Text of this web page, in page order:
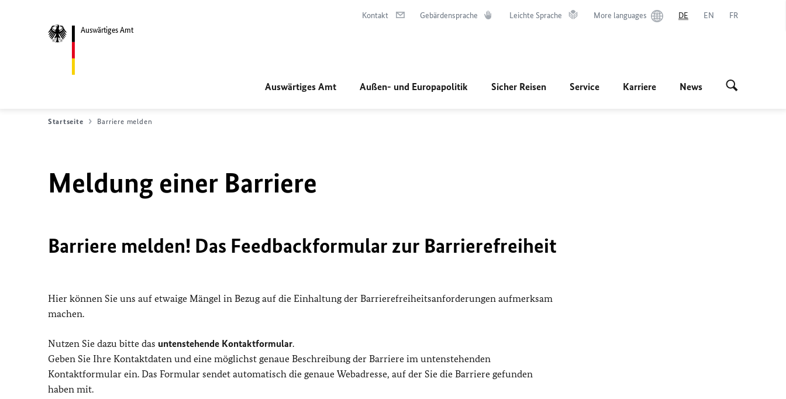
Auswärtiges Amt
Kontakt Gebärdensprache Leichte Sprache More languages DE EN FR
Auswärtiges Amt Außen- und Europapolitik Sicher Reisen Service Karriere News
Startseite Barriere melden
Meldung einer Barriere
Barriere melden! Das Feedbackformular zur Barrierefreiheit
Hier können Sie uns auf etwaige Mängel in Bezug auf die Einhaltung der Barrierefreiheitsanforderungen aufmerksam
machen.
Nutzen Sie dazu bitte das untenstehende Kontaktformular.
Geben Sie Ihre Kontaktdaten und eine möglichst genaue Beschreibung der Barriere im untenstehenden
Kontaktformular ein. Das Formular sendet automatisch die genaue Webadresse, auf der Sie die Barriere gefunden
haben mit.